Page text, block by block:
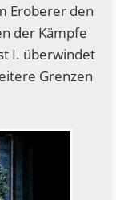
Erobe­rer den
der Kämp­fe
I. über­win­det
Gren­zen